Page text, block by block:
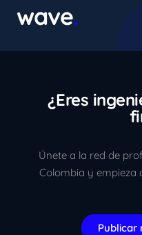
wave.
¿Eres
Únete a la red de
Colombia y empieza
Publicar